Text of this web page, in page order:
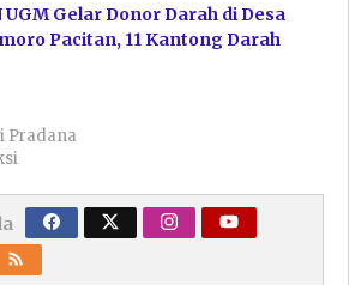
Gelar Donor Darah di Desa
Pacitan, 11 Kantong Darah
Pradana